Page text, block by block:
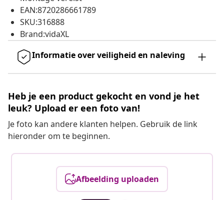
EAN:8720286661789
SKU:316888
Brand:vidaXL
Informatie over veiligheid en naleving
Heb je een product gekocht en vond je het
leuk? Upload er een foto van!
Je foto kan andere klanten helpen. Gebruik de link
hieronder om te beginnen.
Afbeelding uploaden